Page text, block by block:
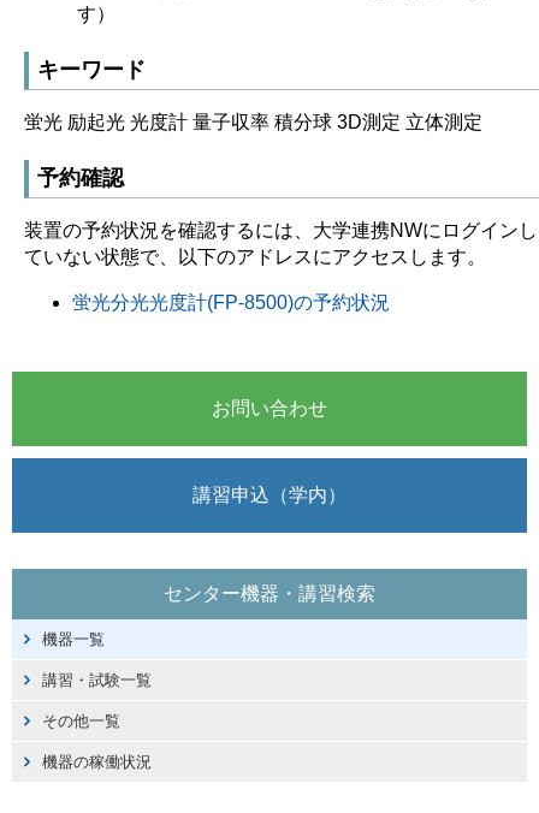
す）
キーワード
蛍光 励起光 光度計 量子収率 積分球 3D測定 立体測定
予約確認
装置の予約状況を確認するには、大学連携NWにログインし
ていない状態で、以下のアドレスにアクセスします。
蛍光分光光度計(FP-8500)の予約状況
お問い合わせ
講習申込（学内）
センター機器・講習検索
機器一覧
講習・試験一覧
その他一覧
機器の稼働状況